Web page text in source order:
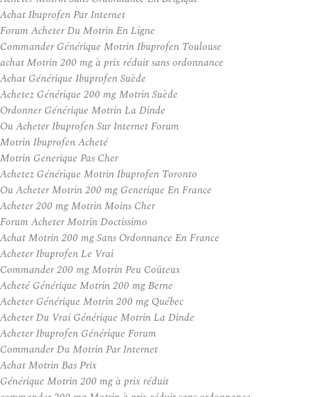
Achat Ibuprofen Par Internet
Forum Acheter Du Motrin En Ligne
Commander Générique Motrin Ibuprofen Toulouse
achat Motrin 200 mg à prix réduit sans ordonnance
Achat Générique Ibuprofen Suède
Achetez Générique 200 mg Motrin Suède
Ordonner Générique Motrin La Dinde
Ou Acheter Ibuprofen Sur Internet Forum
Motrin Ibuprofen Acheté
Motrin Generique Pas Cher
Achetez Générique Motrin Ibuprofen Toronto
Ou Acheter Motrin 200 mg Generique En France
Acheter 200 mg Motrin Moins Cher
Forum Acheter Motrin Doctissimo
Achat Motrin 200 mg Sans Ordonnance En France
Acheter Ibuprofen Le Vrai
Commander 200 mg Motrin Peu Coûteux
Acheté Générique Motrin 200 mg Berne
Acheter Générique Motrin 200 mg Québec
Acheter Du Vrai Générique Motrin La Dinde
Acheter Ibuprofen Générique Forum
Commander Du Motrin Par Internet
Achat Motrin Bas Prix
Générique Motrin 200 mg à prix réduit